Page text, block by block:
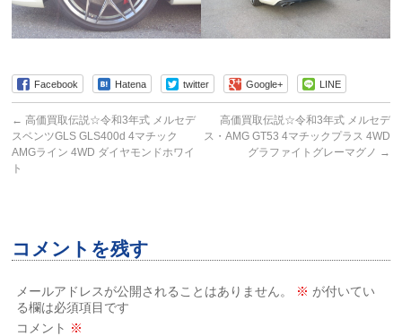
Facebook Hatena twitter Google+ LINE
← 高価買取伝説☆令和3年式 メルセデ
スベンツGLS GLS400d 4マチック
AMGライン 4WD ダイヤモンドホワイ
ト
高価買取伝説☆令和3年式 メルセデ
ス・AMG GT53 4マチックプラス 4WD
グラファイトグレーマグノ →
コメントを残す
メールアドレスが公開されることはありません。 ※ が付いてい
る欄は必須項目です
コメント ※